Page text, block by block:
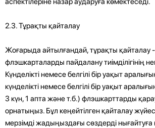
2.3. Тұрақты қайталау
Жоғарыда айтылғандай, тұрақты қайталау
флэшкарталарды пайдалану тиімділігінің
Күнделікті немесе белгілі бір уақыт
күнделікті немесе белгілі бір уақыт
3 күн, 1 апта және т.б.) флэшкарттарды
орнатыңыз. Бұл кеңейтілген қайталау
мерзімді жадыңыздағы сөздерді нығайтуға